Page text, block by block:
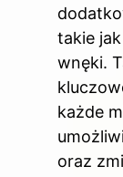
takie
wnęki.
każde
oraz